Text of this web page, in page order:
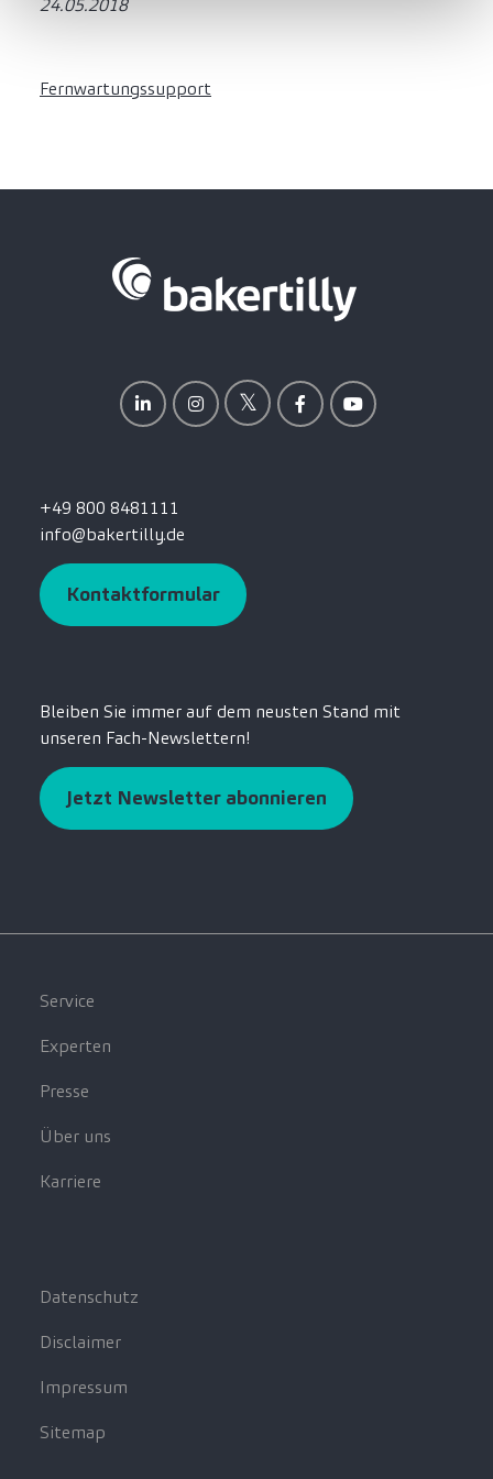
24.05.2018
Fernwartungssupport
+49 800 8481111
info@bakertilly.de
Kontaktformular
Bleiben Sie immer auf dem neusten Stand mit
unseren Fach-Newslettern!
Jetzt Newsletter abonnieren
Service
Experten
Presse
Über uns
Karriere
Datenschutz
Disclaimer
Impressum
Sitemap